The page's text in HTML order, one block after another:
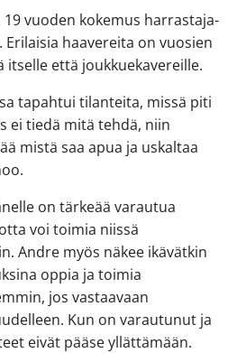
vuoden kokemus harrastaja-
haavereita on vuosien
että joukkuekavereille.
tapahtui tilanteita, missä piti
ei tiedä mitä tehdä, niin
mistä saa apua ja uskaltaa
on tärkeää varautua
voi toimia niissä
Andre myös näkee ikävätkin
oppia ja toimia
jos vastaavaan
Kun on varautunut ja
eivät pääse yllättämään.